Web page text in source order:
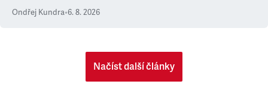
Ondřej Kundra•6. 8. 2026
Načíst další články